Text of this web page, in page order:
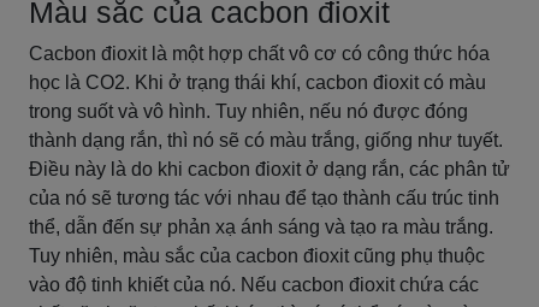
Màu sắc của cacbon đioxit
Cacbon đioxit là một hợp chất vô cơ có công thức hóa
học là CO2. Khi ở trạng thái khí, cacbon đioxit có màu
trong suốt và vô hình. Tuy nhiên, nếu nó được đóng
thành dạng rắn, thì nó sẽ có màu trắng, giống như tuyết.
Điều này là do khi cacbon đioxit ở dạng rắn, các phân tử
của nó sẽ tương tác với nhau để tạo thành cấu trúc tinh
thể, dẫn đến sự phản xạ ánh sáng và tạo ra màu trắng.
Tuy nhiên, màu sắc của cacbon đioxit cũng phụ thuộc
vào độ tinh khiết của nó. Nếu cacbon đioxit chứa các